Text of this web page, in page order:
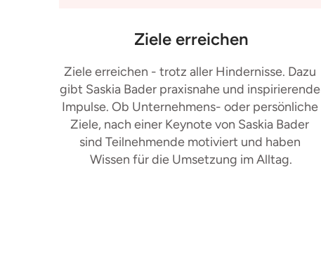
Ziele erreichen
Ziele erreichen - trotz aller Hindernisse. Dazu
gibt Saskia Bader praxisnahe und inspirierende
Impulse. Ob Unternehmens- oder persönliche
Ziele, nach einer Keynote von Saskia Bader
sind Teilnehmende motiviert und haben
Wissen für die Umsetzung im Alltag.